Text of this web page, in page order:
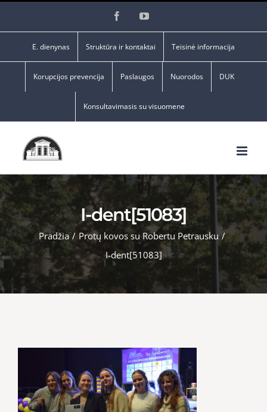
FacebookYouTube
E. dienynas Struktūra ir kontaktai Teisinė informacija
Korupcijos prevencija Paslaugos Nuorodos DUK
Konsultavimasis su visuomene
I-dent[51083]
Pradžia / Protų kovos su Robertu Petrausku /
I-dent[51083]